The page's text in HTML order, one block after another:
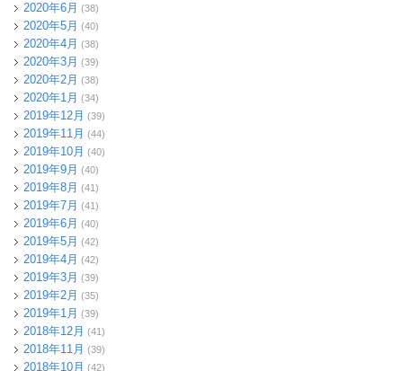
2020年6月 (38)
2020年5月 (40)
2020年4月 (38)
2020年3月 (39)
2020年2月 (38)
2020年1月 (34)
2019年12月 (39)
2019年11月 (44)
2019年10月 (40)
2019年9月 (40)
2019年8月 (41)
2019年7月 (41)
2019年6月 (40)
2019年5月 (42)
2019年4月 (42)
2019年3月 (39)
2019年2月 (35)
2019年1月 (39)
2018年12月 (41)
2018年11月 (39)
2018年10月 (42)